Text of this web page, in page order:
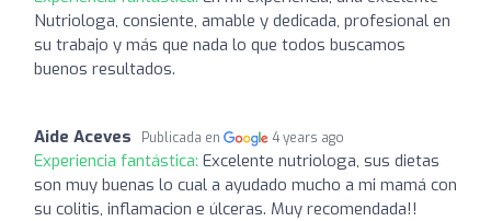
Nutriologa, consiente, amable y dedicada, profesional en
su trabajo y más que nada lo que todos buscamos
buenos resultados.
Aide Aceves Publicada en 4 years ago
Experiencia fantástica: Excelente nutriologa, sus dietas
son muy buenas lo cual a ayudado mucho a mi mamá con
su colitis, inflamacion e úlceras. Muy recomendada!!